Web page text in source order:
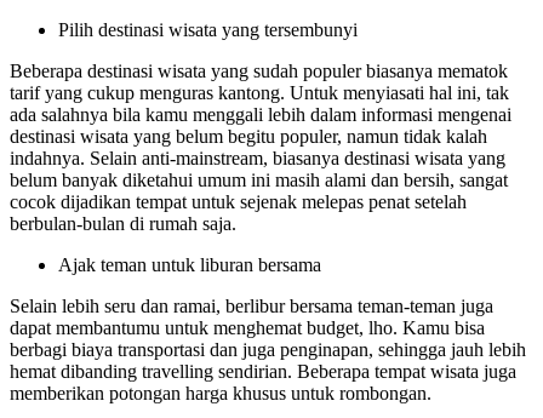
Pilih destinasi wisata yang tersembunyi
Beberapa destinasi wisata yang sudah populer biasanya mematok
tarif yang cukup menguras kantong. Untuk menyiasati hal ini, tak
ada salahnya bila kamu menggali lebih dalam informasi mengenai
destinasi wisata yang belum begitu populer, namun tidak kalah
indahnya. Selain anti-mainstream, biasanya destinasi wisata yang
belum banyak diketahui umum ini masih alami dan bersih, sangat
cocok dijadikan tempat untuk sejenak melepas penat setelah
berbulan-bulan di rumah saja.
Ajak teman untuk liburan bersama
Selain lebih seru dan ramai, berlibur bersama teman-teman juga
dapat membantumu untuk menghemat budget, lho. Kamu bisa
berbagi biaya transportasi dan juga penginapan, sehingga jauh lebih
hemat dibanding travelling sendirian. Beberapa tempat wisata juga
memberikan potongan harga khusus untuk rombongan.